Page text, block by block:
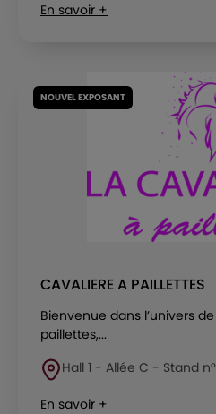
En savoir +
NOUVEL EXPOSANT
CAVALIERE A PAILLETTES
Bienvenue dans l’univers
paillettes,...
Hall 1 - Allée C - Stand
En savoir +